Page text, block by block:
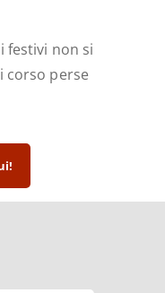
festivi non si
corso perse